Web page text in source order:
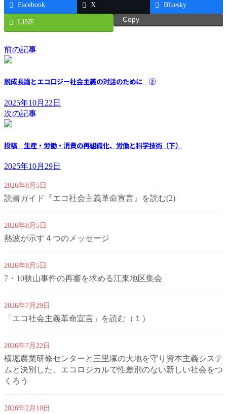
Facebook X Bluesky
LINE Copy
前の記事
脱成長論とエコロジー社会主義の対話のために ②
2025年10月22日
次の記事
投稿 生産・労働・消費の再組織化、労働と科学技術（下）
2025年10月29日
2026年8月5日
読書ガイド『エコ社会主義革命宣言』を読む(2)
2026年8月5日
熱波が示す４つのメッセージ
2026年8月5日
7・10狭山事件の再審を求める江東地区集会
2026年7月29日
「エコ社会主義革命宣言」を読む（１）
2026年7月22日
横堀農業研修センターと三里塚の大地を守り資本主義システ
ムと決別した、エコロジカルで性差別のない新しい社会をつ
くろう
2026年2月10日